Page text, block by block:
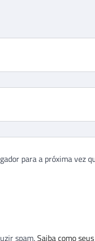
para a próxima vez
spam.Saiba como